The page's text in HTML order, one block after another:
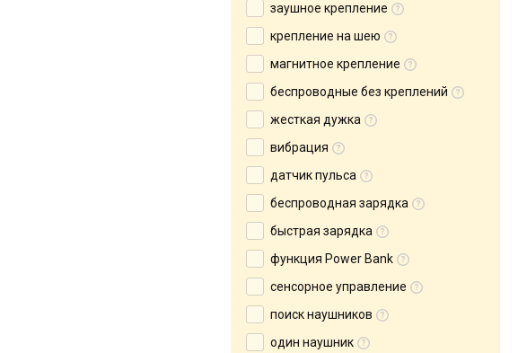
заушное крепление
крепление на шею
магнитное крепление
беспроводные без креплений
жесткая дужка
вибрация
датчик пульса
беспроводная зарядка
быстрая зарядка
функция Power Bank
сенсорное управление
поиск наушников
один наушник